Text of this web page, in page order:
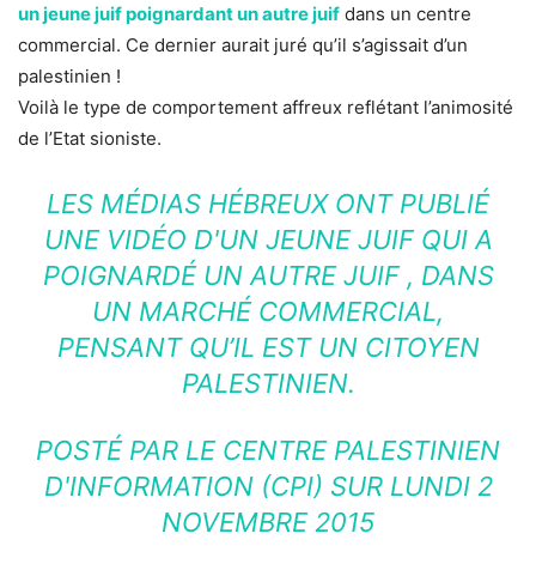
un jeune juif poignardant un autre juif dans un centre
commercial. Ce dernier aurait juré qu’il s’agissait d’un
palestinien !
Voilà le type de comportement affreux reflétant l’animosité
de l’Etat sioniste.
LES MÉDIAS HÉBREUX ONT PUBLIÉ
UNE VIDÉO D'UN JEUNE JUIF QUI A
POIGNARDÉ UN AUTRE JUIF , DANS
UN MARCHÉ COMMERCIAL,
PENSANT QU’IL EST UN CITOYEN
PALESTINIEN.
POSTÉ PAR LE CENTRE PALESTINIEN
D'INFORMATION (CPI) SUR LUNDI 2
NOVEMBRE 2015